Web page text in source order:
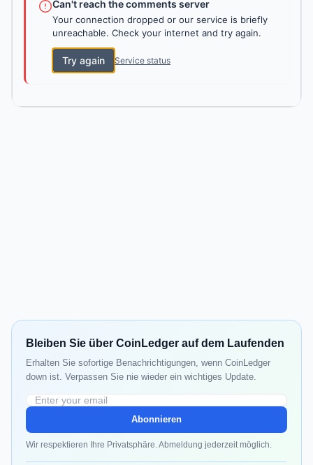
Can't reach the comments server
Your connection dropped or our service is briefly
unreachable. Check your internet and try again.
Try again Service status
Bleiben Sie über CoinLedger auf dem Laufenden
Erhalten Sie sofortige Benachrichtigungen, wenn CoinLedger
down ist. Verpassen Sie nie wieder ein wichtiges Update.
Abonnieren
Wir respektieren Ihre Privatsphäre. Abmeldung jederzeit möglich.